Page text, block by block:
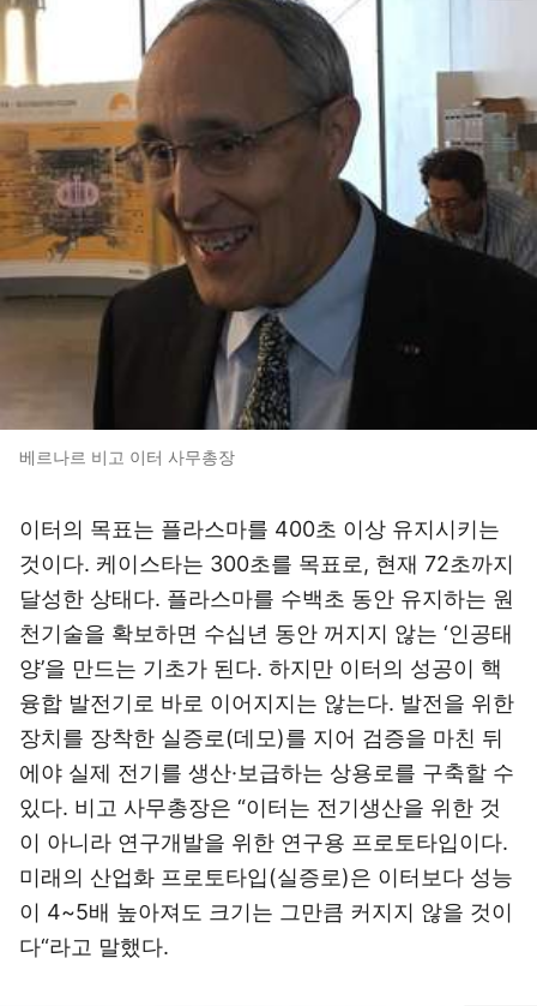
베르나르 비고 이터 사무총장
이터의 목표는 플라스마를 400초 이상 유지시키는
것이다. 케이스타는 300초를 목표로, 현재 72초까지
달성한 상태다. 플라스마를 수백초 동안 유지하는 원
천기술을 확보하면 수십년 동안 꺼지지 않는 ‘인공태
양’을 만드는 기초가 된다. 하지만 이터의 성공이 핵
융합 발전기로 바로 이어지지는 않는다. 발전을 위한
장치를 장착한 실증로(데모)를 지어 검증을 마친 뒤
에야 실제 전기를 생산·보급하는 상용로를 구축할 수
있다. 비고 사무총장은 “이터는 전기생산을 위한 것
이 아니라 연구개발을 위한 연구용 프로토타입이다.
미래의 산업화 프로토타입(실증로)은 이터보다 성능
이 4~5배 높아져도 크기는 그만큼 커지지 않을 것이
다“라고 말했다.